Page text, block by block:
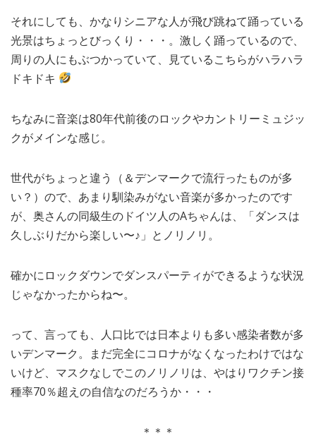
それにしても、かなりシニアな人が飛び跳ねて踊っている
光景はちょっとびっくり・・・。激しく踊っているので、
周りの人にもぶつかっていて、見ているこちらがハラハラ
ドキドキ
ちなみに音楽は80年代前後のロックやカントリーミュジッ
クがメインな感じ。
世代がちょっと違う（＆デンマークで流行ったものが多
い？）ので、あまり馴染みがない音楽が多かったのです
が、奥さんの同級生のドイツ人のAちゃんは、「ダンスは
久しぶりだから楽しい〜♪」とノリノリ。
確かにロックダウンでダンスパーティができるような状況
じゃなかったからね〜。
って、言っても、人口比では日本よりも多い感染者数が多
いデンマーク。まだ完全にコロナがなくなったわけではな
いけど、マスクなしでこのノリノリは、やはりワクチン接
種率70％超えの自信なのだろうか・・・
＊＊＊